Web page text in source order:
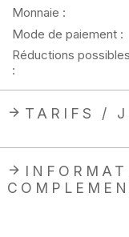
Monnaie :
Mode de paiement :
Réductions possibles
:
TARIFS /